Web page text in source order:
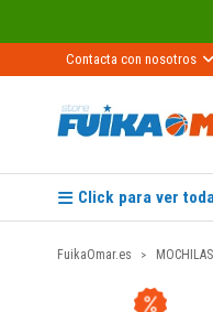
Contacta con nosotros
Click para ver
FuikaOmar.es